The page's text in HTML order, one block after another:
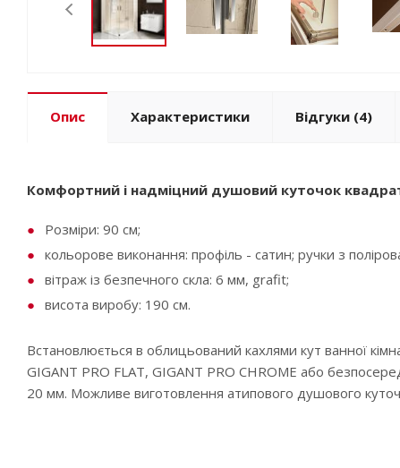
Опис Характеристики Відгуки (4)
Комфортний і надміцний душовий куточок
Розміри: 90 см;
кольорове виконання: профіль - сатин; ручки з
вітраж із безпечного скла: 6 мм, grafit;
висота виробу: 190 см.
Встановлюється в облицьований кахлями кут ванної
GIGANT PRO FLAT, GIGANT PRO CHROME або
20 мм. Можливе виготовлення атипового душового